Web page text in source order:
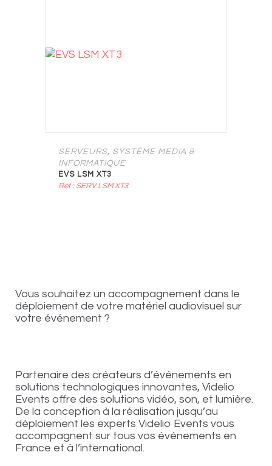
SERVEURS, SYSTÈME MEDIA &
INFORMATIQUE
EVS LSM XT3
Réf : SERV LSM XT3
Vous souhaitez un accompagnement dans le
déploiement de votre matériel audiovisuel sur
votre événement ?
Partenaire des créateurs d’événements en
solutions technologiques innovantes, Videlio
Events offre des solutions vidéo, son, et lumière.
De la conception à la réalisation jusqu’au
déploiement les experts Videlio Events vous
accompagnent sur tous vos événements en
France et à l’international.